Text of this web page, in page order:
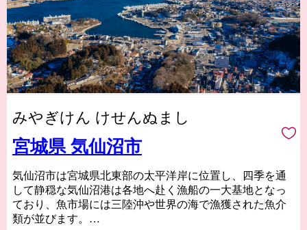
みやぎけん けせんぬまし
宮城県 気仙沼市
気仙沼市は宮城県北東部の太平洋岸に位置し、四季を通
して静穏な気仙沼港は各地へ赴く漁船の一大基地となっ
ており、魚市場には三陸沖や世界の海で漁獲された魚介
類が並びます。